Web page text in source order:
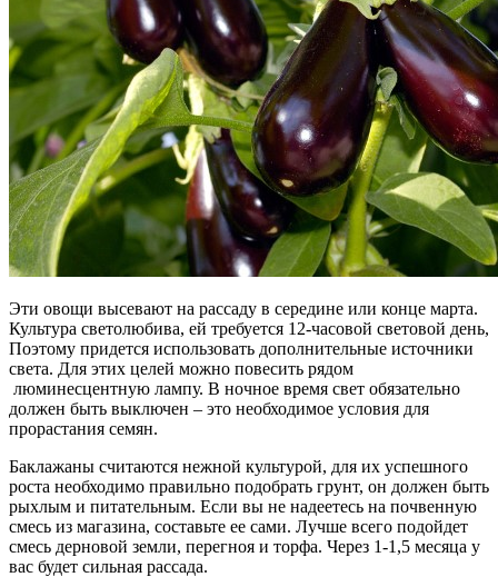
Эти овощи высевают на рассаду в середине или конце марта.
Культура светолюбива, ей требуется 12-часовой световой день,
Поэтому придется использовать дополнительные источники
света. Для этих целей можно повесить рядом
люминесцентную лампу. В ночное время свет обязательно
должен быть выключен – это необходимое условия для
прорастания семян.
Баклажаны считаются нежной культурой, для их успешного
роста необходимо правильно подобрать грунт, он должен быть
рыхлым и питательным. Если вы не надеетесь на почвенную
смесь из магазина, составьте ее сами. Лучше всего подойдет
смесь дерновой земли, перегноя и торфа. Через 1-1,5 месяца у
вас будет сильная рассада.